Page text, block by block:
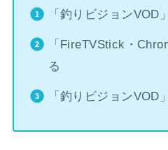
「釣りビジョンVOD
「FireTVStick・
る
「釣りビジョンVOD